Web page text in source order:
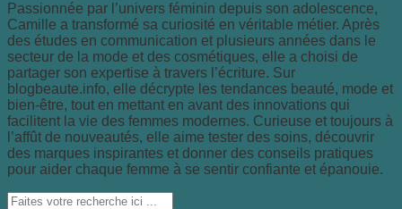
Passionnée par l’univers féminin depuis son adolescence,
Camille a transformé sa curiosité en véritable métier. Après
des études en communication et plusieurs années dans le
secteur de la mode et des cosmétiques, elle a choisi de
partager son expertise à travers l’écriture. Sur
blogbeaute.info, elle décrypte les tendances beauté, mode et
bien-être, tout en mettant en avant des innovations qui
facilitent la vie des femmes modernes. Curieuse et toujours à
l’affût de nouveautés, elle aime tester des soins, découvrir
des marques inspirantes et donner des conseils pratiques
pour aider chaque femme à se sentir confiante et épanouie.